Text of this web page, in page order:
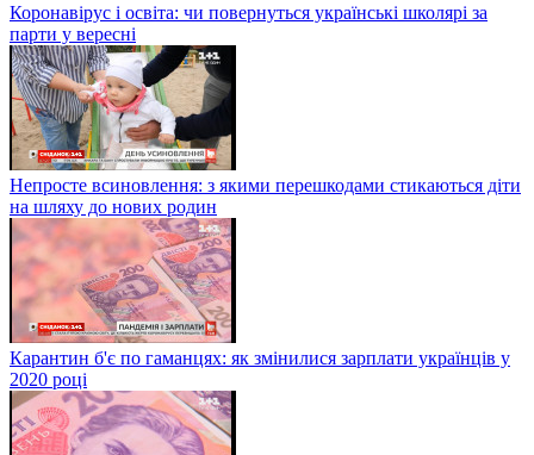
Коронавірус і освіта: чи повернуться українські школярі за
парти у вересні
Непросте всиновлення: з якими перешкодами стикаються діти
на шляху до нових родин
Карантин б'є по гаманцях: як змінилися зарплати українців у
2020 році